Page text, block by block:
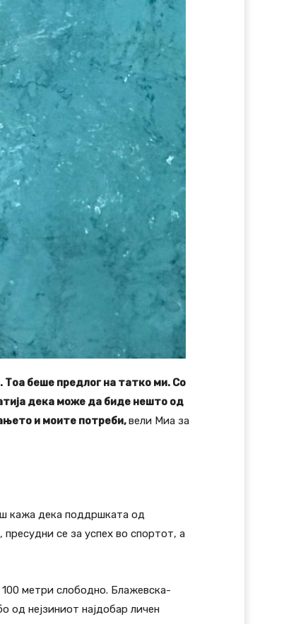
Тоа беше предлог на татко ми. Со
дека може да биде нешто од
и моите потреби,вели Миа за
кажа дека поддршката од
се за успех во спортот, а
метри слободно. Блажевска-
од нејзиниот најдобар личен